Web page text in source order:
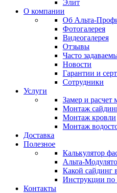
Элит
О компании
Об Альта-
Фотогалерея
Видеогалерея
Отзывы
Часто
Новости
Гарантии и
Сотрудники
Услуги
Замер и расчет
Монтаж
Монтаж кровли
Монтаж
Доставка
Полезное
Калькулятор
Альта-
Какой сайдинг
Инструкции по
Контакты